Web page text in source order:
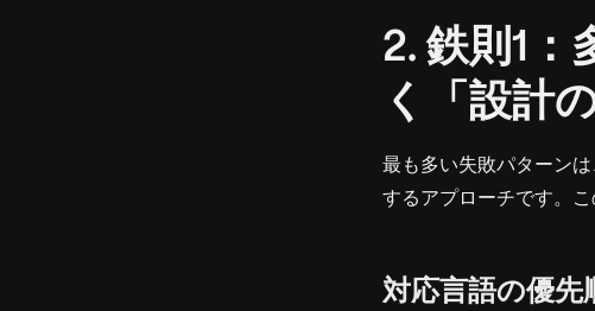
2. 鉄則1：
く「設計
最も多い失敗パターン
するアプローチです。
対応言語の優先